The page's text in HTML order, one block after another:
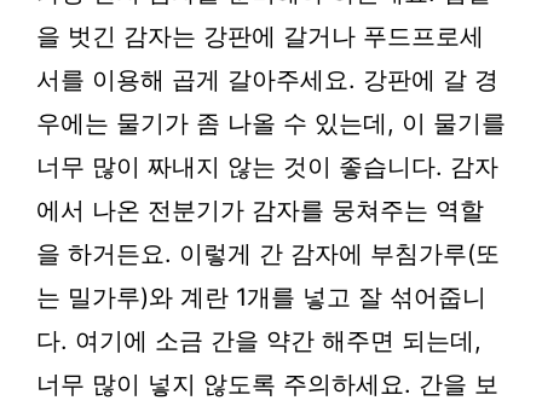
을 벗긴 감자는 강판에 갈거나 푸드프로세
서를 이용해 곱게 갈아주세요. 강판에 갈 경
우에는 물기가 좀 나올 수 있는데, 이 물기를
너무 많이 짜내지 않는 것이 좋습니다. 감자
에서 나온 전분기가 감자를 뭉쳐주는 역할
을 하거든요. 이렇게 간 감자에 부침가루(또
는 밀가루)와 계란 1개를 넣고 잘 섞어줍니
다. 여기에 소금 간을 약간 해주면 되는데,
너무 많이 넣지 않도록 주의하세요. 간을 보